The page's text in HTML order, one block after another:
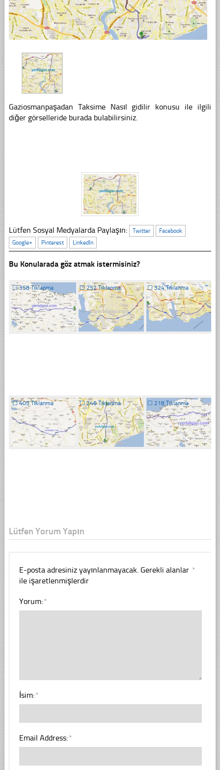
Gaziosmanpaşadan Taksime Nasıl gidilir konusu ile ilgili
diğer görselleride burada bulabilirsiniz.
Lütfen Sosyal Medyalarda Paylaşın: Twitter
Facebook
Google+
Pinterest LinkedIn
Bu Konularada göz atmak istermisiniz?
☐358 Tıklanma ☐252 Tıklanma ☐324 Tıklanma
☐405 Tıklanma ☐246 Tıklanma ☐ 218 Tıklanma
Lütfen Yorum Yapın
E-posta adresiniz yayınlanmayacak. Gerekli alanlar *
ile işaretlenmişlerdir
Yorum:*
İsim:*
Email Address:*